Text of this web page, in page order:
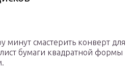
минут смастерить конверт для
бумаги квадратной формы